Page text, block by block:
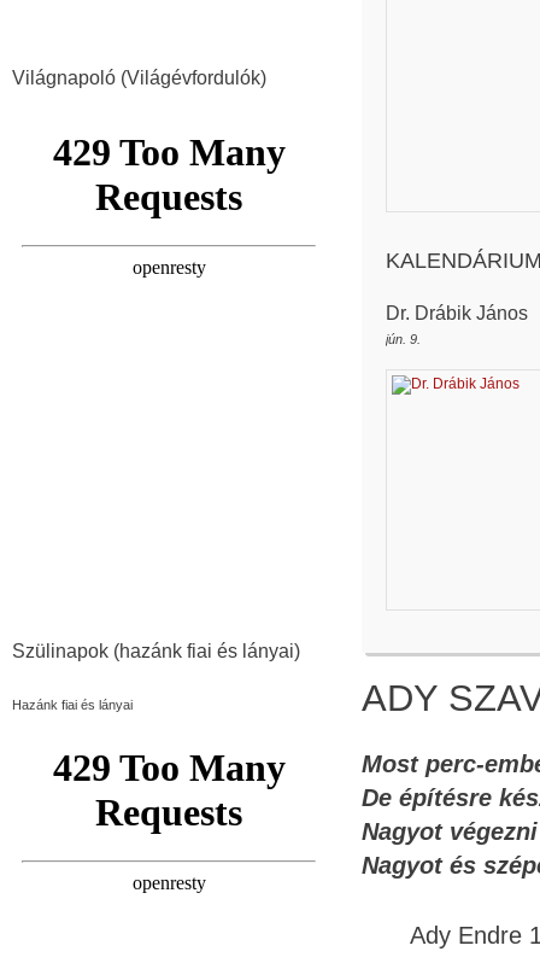
Világnapoló (Világévfordulók)
Szülinapok (hazánk fiai és lányai)
Hazánk fiai és lányai
Dr. Drábik János
jún. 9.
ADY
Most perc-
De építésre
Nagyot
Nagyot és
Ady Endre